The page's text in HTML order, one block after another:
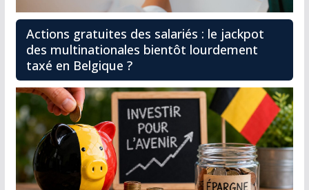
Actions gratuites des salariés : le jackpot
des multinationales bientôt lourdement
taxé en Belgique ?